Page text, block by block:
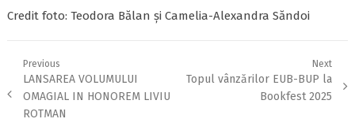
Credit foto: Teodora Bălan și Camelia-Alexandra Săndoi
Navigare
articole
Previous
Previous
post:
LANSAREA VOLUMULUI
OMAGIAL IN HONOREM LIVIU
ROTMAN
Next
Next
Topul vânzărilor EUB-BUP la
Bookfest 2025